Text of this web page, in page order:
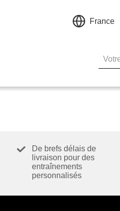
France
De brefs délais de
livraison pour des
entraînements
personnalisés